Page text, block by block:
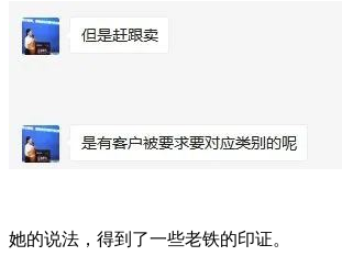
她的说法，得到了一些老铁的印证。